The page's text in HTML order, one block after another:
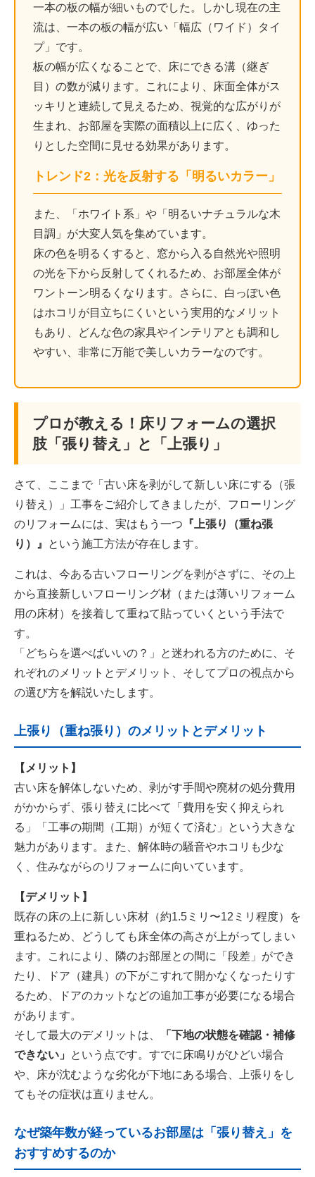
一本の板の幅が細いものでした。しかし現在の主
流は、一本の板の幅が広い「幅広（ワイド）タイ
プ」です。
板の幅が広くなることで、床にできる溝（継ぎ
目）の数が減ります。これにより、床面全体がス
ッキリと連続して見えるため、視覚的な広がりが
生まれ、お部屋を実際の面積以上に広く、ゆった
りとした空間に見せる効果があります。
トレンド2：光を反射する「明るいカラー」
また、「ホワイト系」や「明るいナチュラルな木
目調」が大変人気を集めています。
床の色を明るくすると、窓から入る自然光や照明
の光を下から反射してくれるため、お部屋全体が
ワントーン明るくなります。さらに、白っぽい色
はホコリが目立ちにくいという実用的なメリット
もあり、どんな色の家具やインテリアとも調和し
やすい、非常に万能で美しいカラーなのです。
プロが教える！床リフォームの選択
肢「張り替え」と「上張り」
さて、ここまで「古い床を剥がして新しい床にする（張
り替え）」工事をご紹介してきましたが、フローリング
のリフォームには、実はもう一つ 『上張り（重ね張
り）』
という施工方法が存在します。
これは、今ある古いフローリングを剥がさずに、その上
から直接新しいフローリング材（または薄いリフォーム
用の床材）を接着して重ねて貼っていくという手法で
す。
「どちらを選べばいいの？」と迷われる方のために、そ
れぞれのメリットとデメリット、そしてプロの視点から
の選び方を解説いたします。
上張り（重ね張り）のメリットとデメリット
【メリット】
古い床を解体しないため、剥がす手間や廃材の処分費用
がかからず、張り替えに比べて「費用を安く抑えられ
る」「工事の期間（工期）が短くて済む」という大きな
魅力があります。また、解体時の騒音やホコリも少な
く、住みながらのリフォームに向いています。
【デメリット】
既存の床の上に新しい床材（約1.5ミリ〜12ミリ程度）を
重ねるため、どうしても床全体の高さが上がってしまい
ます。これにより、隣のお部屋との間に「段差」ができ
たり、ドア（建具）の下がこすれて開かなくなったりす
るため、ドアのカットなどの追加工事が必要になる場合
があります。
そして最大のデメリットは、
「下地の状態を確認・補修
できない」
という点です。すでに床鳴りがひどい場合
や、床が沈むような劣化が下地にある場合、上張りをし
てもその症状は直りません。
なぜ築年数が経っているお部屋は「張り替え」を
おすすめするのか